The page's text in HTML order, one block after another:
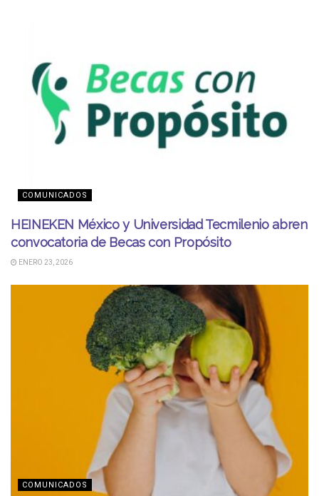
COMUNICADOS
HEINEKEN México y Universidad Tecmilenio abren
convocatoria de Becas con Propósito
ENERO 23, 2026
COMUNICADOS